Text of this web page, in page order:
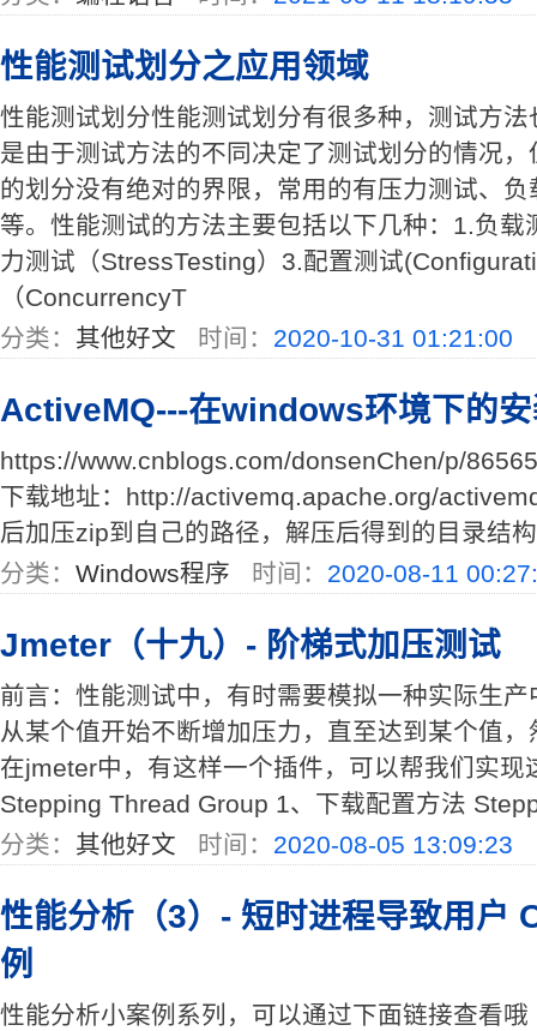
性能测试划分之应用领域
性能测试划分性能测试划分有很多种，测试方
是由于测试方法的不同决定了测试划分的情况
的划分没有绝对的界限，常用的有压力测试、
等。性能测试的方法主要包括以下几种：1.负
力测试（StressTesting）3.配置测试
（ConcurrencyT
分类： 其他好文 时间： 2020-10-31 01:21:00
ActiveMQ---在windows环境下的
https://www.cnblogs.com/donsenChen/p/
下载地址：http://activemq.apache.org/
后加压zip到自己的路径，解压后得到的目录结
分类： Windows程序 时间： 2020-08-11
Jmeter（十九）- 阶梯式加压测试
前言：性能测试中，有时需要模拟一种实际生
从某个值开始不断增加压力，直至达到某个值
在jmeter中，有这样一个插件，可以帮我们实现
Stepping Thread Group 1、下载配置方法
分类： 其他好文 时间： 2020-08-05 13:09:23
性能分析（3）- 短时进程导致用户
例
性能分析小案例系列，可以通过下面链接查看哦